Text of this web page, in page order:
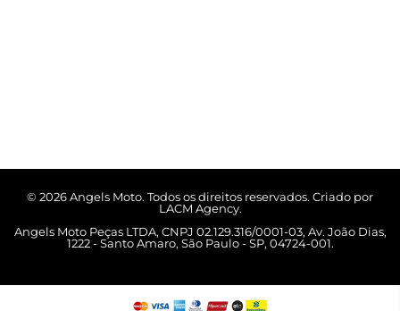
© 2026 Angels Moto. Todos os direitos reservados. Criado por
LACM Agency.
Angels Moto Peças LTDA, CNPJ 02.129.316/0001-03, Av. João Dias,
1222 - Santo Amaro, São Paulo - SP, 04724-001.